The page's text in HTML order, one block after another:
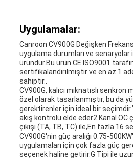
Uygulamalar:
Canroon CV900G Değişken
uygulama durumları ve senaryolar
üründür.Bu ürün CE ISO9001
sertifikalandırılmıştır ve en az 1
sahiptir..
CV900G, kalıcı mıknatıslı senkron
özel olarak tasarlanmıştır, bu da
gerektirenler için ideal bir
akış kontrolü elde eder2 Kanal OC
çıkışı (TA, TB, TC) ile,En fazla 16
CV900G'nin güç aralığı 0.75-
uygulamaları için çok fazla güç
seçenek haline getirir.G Tipi ile